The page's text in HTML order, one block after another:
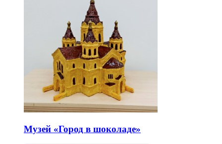
Музей «Город в шоколаде»